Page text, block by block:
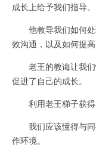
成长上给予我们指导。
他教导我们如何处
效沟通，以及如何提高
老王的教诲让我们
促进了自己的成长。
利用老王梯子获得
我们应该懂得与同
作环境。